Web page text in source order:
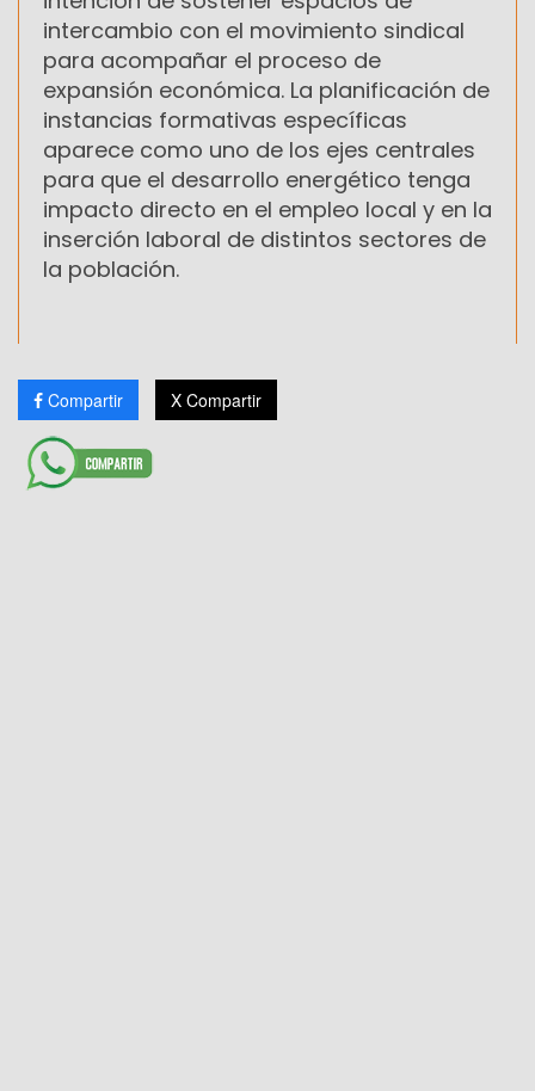
intercambio con el movimiento sindical
para acompañar el proceso de
expansión económica. La planificación de
instancias formativas específicas
aparece como uno de los ejes centrales
para que el desarrollo energético tenga
impacto directo en el empleo local y en la
inserción laboral de distintos sectores de
la población.
Compartir X Compartir